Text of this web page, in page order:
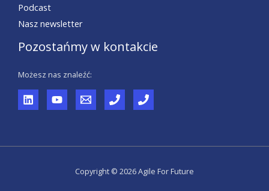
Podcast
Nasz newsletter
Pozostańmy w kontakcie
Możesz nas znaleźć:
Copyright © 2026 Agile For Future